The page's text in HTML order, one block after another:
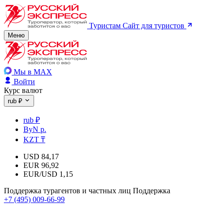
Туристам Сайт для туристов
Меню
Мы в MAX
Войти
Курс валют
rub ₽
rub ₽
ByN р.
KZT ₸
USD 84,17
EUR 96,92
EUR/USD 1,15
Поддержка турагентов и частных лиц Поддержка
+7 (495) 009-66-99